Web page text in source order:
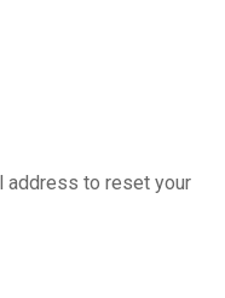
address to reset your